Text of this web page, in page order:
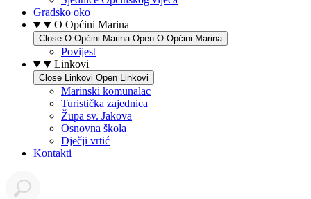
Gradsko oko
O Općini Marina
Close O Općini Marina Open O Općini Marina
Povijest
Linkovi
Close Linkovi Open Linkovi
Marinski komunalac
Turistička zajednica
Župa sv. Jakova
Osnovna škola
Dječji vrtić
Kontakti